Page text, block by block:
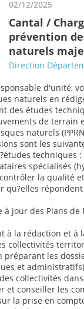
02/12/2025
Cantal /
prévention
naturels
Direction
d'unité,
naturels en
des études
de terrain
naturels
sont les
techniques
spécialisés
la qualité
qu?elles
jour des Plans de
à la rédaction et à
collectivités
préparant les
et
collectivités
et conseiller les
la prise en